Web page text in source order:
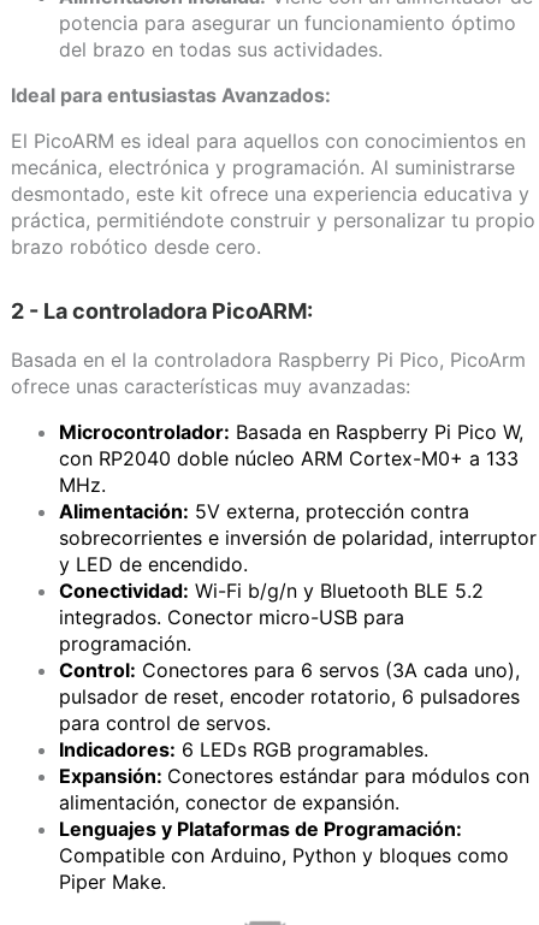
potencia para asegurar un funcionamiento óptimo
del brazo en todas sus actividades.
Ideal para entusiastas Avanzados:
El PicoARM es ideal para aquellos con conocimientos en
mecánica, electrónica y programación. Al suministrarse
desmontado, este kit ofrece una experiencia educativa y
práctica, permitiéndote construir y personalizar tu propio
brazo robótico desde cero.
2 - La controladora PicoARM:
Basada en el la controladora Raspberry Pi Pico, PicoArm
ofrece unas características muy avanzadas:
Microcontrolador: Basada en Raspberry Pi Pico W,
con RP2040 doble núcleo ARM Cortex-M0+ a 133
MHz.
Alimentación: 5V externa, protección contra
sobrecorrientes e inversión de polaridad, interruptor
y LED de encendido.
Conectividad: Wi-Fi b/g/n y Bluetooth BLE 5.2
integrados. Conector micro-USB para
programación.
Control: Conectores para 6 servos (3A cada uno),
pulsador de reset, encoder rotatorio, 6 pulsadores
para control de servos.
Indicadores: 6 LEDs RGB programables.
Expansión: Conectores estándar para módulos con
alimentación, conector de expansión.
Lenguajes y Plataformas de Programación:
Compatible con Arduino, Python y bloques como
Piper Make.